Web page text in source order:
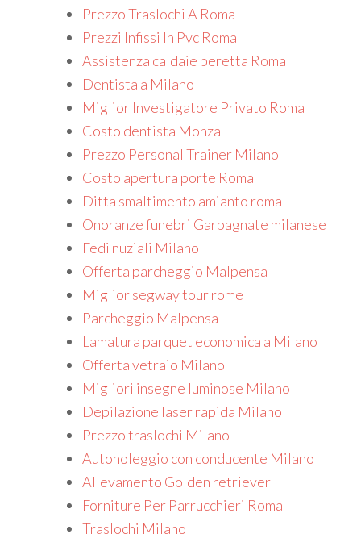
Prezzo Traslochi A Roma
Prezzi Infissi In Pvc Roma
Assistenza caldaie beretta Roma
Dentista a Milano
Miglior Investigatore Privato Roma
Costo dentista Monza
Prezzo Personal Trainer Milano
Costo apertura porte Roma
Ditta smaltimento amianto roma
Onoranze funebri Garbagnate milanese
Fedi nuziali Milano
Offerta parcheggio Malpensa
Miglior segway tour rome
Parcheggio Malpensa
Lamatura parquet economica a Milano
Offerta vetraio Milano
Migliori insegne luminose Milano
Depilazione laser rapida Milano
Prezzo traslochi Milano
Autonoleggio con conducente Milano
Allevamento Golden retriever
Forniture Per Parrucchieri Roma
Traslochi Milano